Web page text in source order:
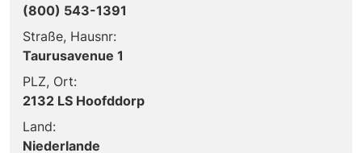
(800) 543-1391
Straße, Hausnr:
Taurusavenue 1
PLZ, Ort:
2132 LS Hoofddorp
Land:
Niederlande